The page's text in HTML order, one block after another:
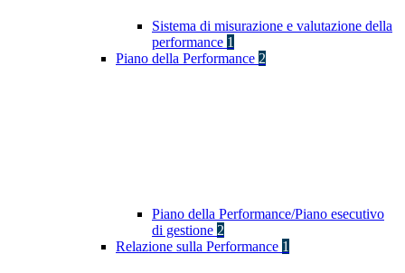
Sistema di misurazione e valutazione della
performance 1
Piano della Performance 2
Piano della Performance/Piano esecutivo
di gestione 2
Relazione sulla Performance 1